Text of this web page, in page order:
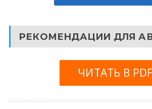
РЕКОМЕНДАЦИИ ДЛЯ
ЧИТАТЬ В PDF